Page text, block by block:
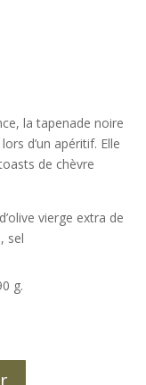
la tapenade noire
d’un apéritif. Elle
de chèvre
vierge extra de
sel
g.